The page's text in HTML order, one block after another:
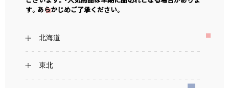
す。あらかじめご了承ください。
北海道
東北